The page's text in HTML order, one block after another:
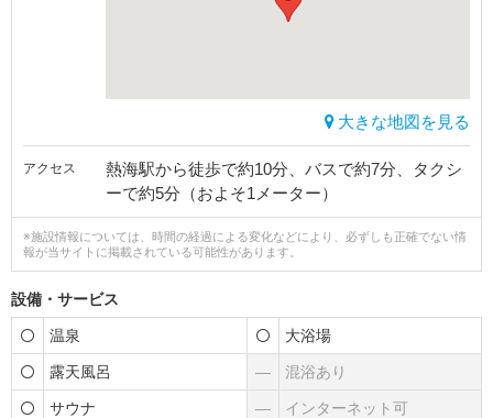
大きな地図を見る
アクセス
熱海駅から徒歩で約10分、バスで約7分、タクシ
ーで約5分（およそ1メーター）
※施設情報については、時間の経過による変化などにより、必ずしも正確でない情
報が当サイトに掲載されている可能性があります。
設備・サービス
温泉 大浴場
露天風呂 ― 混浴あり
サウナ ― インターネット可